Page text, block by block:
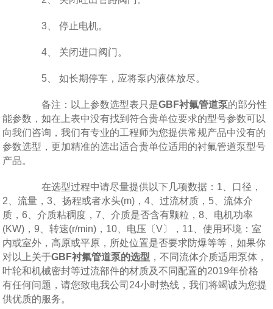
3、 停止电机。
4、 关闭进口阀门。
5、 如长期停车，应将泵内液体放尽。
备注：以上参数选型表只是GBF衬氟管道泵的部分性
能参数，如在上表中没有找到符合贵单位要求的型号参数可以
向我们咨询，我们有专业的工程师为您提供常规产品中没有的
参数选型，更加精准的选出适合贵单位适用的衬氟管道泵型号
产品。
在选型过程中请尽量提供以下几项数据：1、口径，
2、流量，3、扬程或者水头(m)，4、过流材质，5、流体介
质，6、介质粘稠度，7、介质是否含有颗粒，8、电机功率
(KW)，9、转速(r/min)，10、电压〔V〕，11、使用环境：室
内或室外，高原或平原，所处位置是否要求防爆等等，如果你
对以上关于GBF衬氟管道泵的选型 ，不同流体介质适用泵体，
叶轮和机械密封等过流部件的材质及不同配置的2019年价格
有任何问题，请您致电我公司24小时热线，我们将竭诚为您提
供优质的服务。